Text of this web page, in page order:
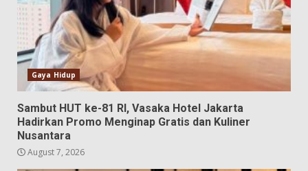
Gaya Hidup
Sambut HUT ke-81 RI, Vasaka Hotel Jakarta
Hadirkan Promo Menginap Gratis dan Kuliner
Nusantara
August 7, 2026